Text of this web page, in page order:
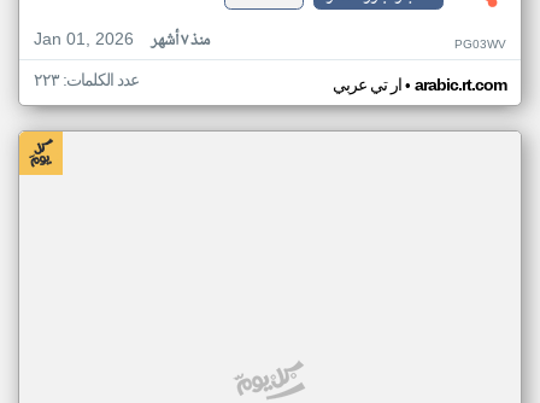
Jan 01, 2026
منذ ٧ أشهر PG03WV
ار تي عربي• arabic.rt.com عدد الكلمات: ٢٢٣